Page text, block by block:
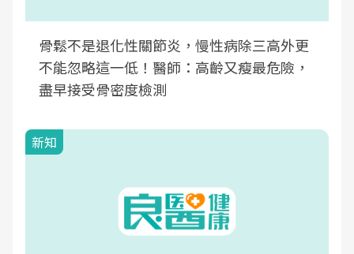
骨鬆不是退化性關節炎，慢性病除三高外更
不能忽略這一低！醫師：高齡又瘦最危險，
盡早接受骨密度檢測
新知